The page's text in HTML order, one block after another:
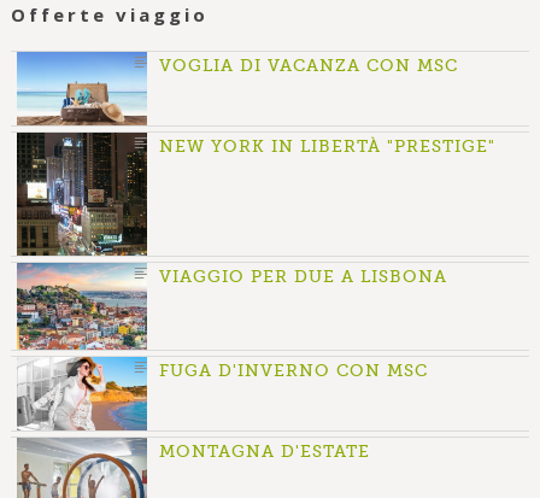
Offerte viaggio
VOGLIA DI VACANZA CON MSC
NEW YORK IN LIBERTÀ "PRESTIGE"
VIAGGIO PER DUE A LISBONA
FUGA D'INVERNO CON MSC
MONTAGNA D'ESTATE